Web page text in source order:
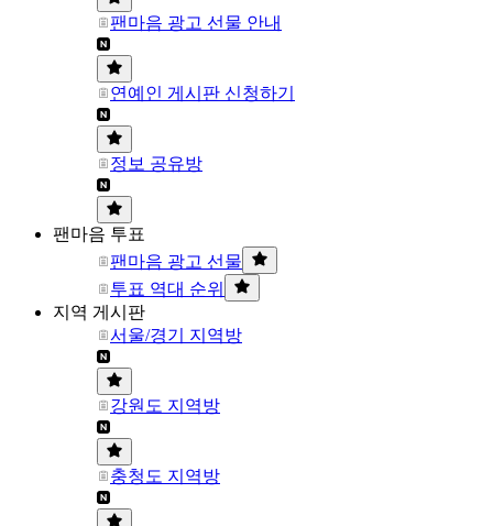
팬마음 광고 선물 안내
연예인 게시판 신청하기
정보 공유방
팬마음 투표
팬마음 광고 선물
투표 역대 순위
지역 게시판
서울/경기 지역방
강원도 지역방
충청도 지역방